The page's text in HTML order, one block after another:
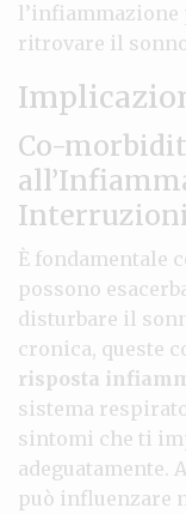
l’infiammazione
ritrovare il
Co-
È fondamentale
possono
disturbare il
cronica, queste
risposta
sistema
sintomi che ti
adeguatamente.
può influenzare